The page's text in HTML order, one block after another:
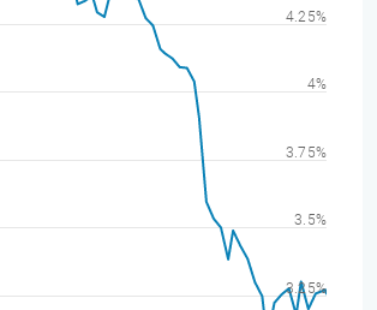
3.25%
3.5%
3.75%
4%
4.25%